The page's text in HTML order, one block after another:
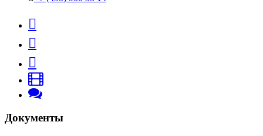
Документы